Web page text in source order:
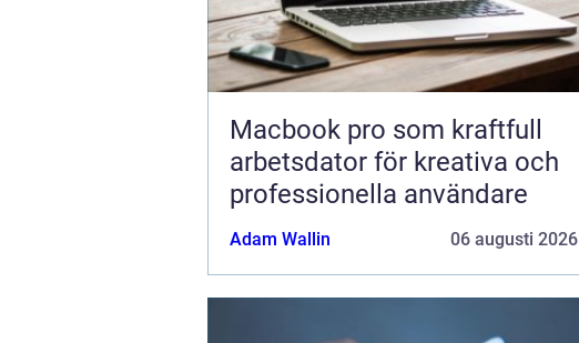
Macbook pro som kraftfull
arbetsdator för kreativa och
professionella användare
Adam Wallin 06 augusti 2026